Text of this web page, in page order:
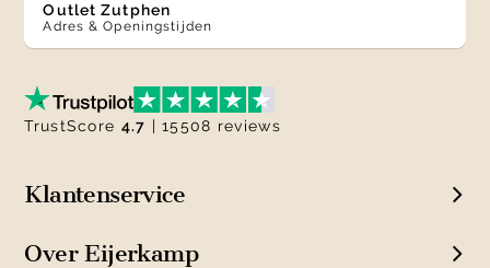
Outlet Zutphen
Adres & Openingstijden
Klantenservice
Over Eijerkamp
TrustScore 4.7 | 15508 reviews